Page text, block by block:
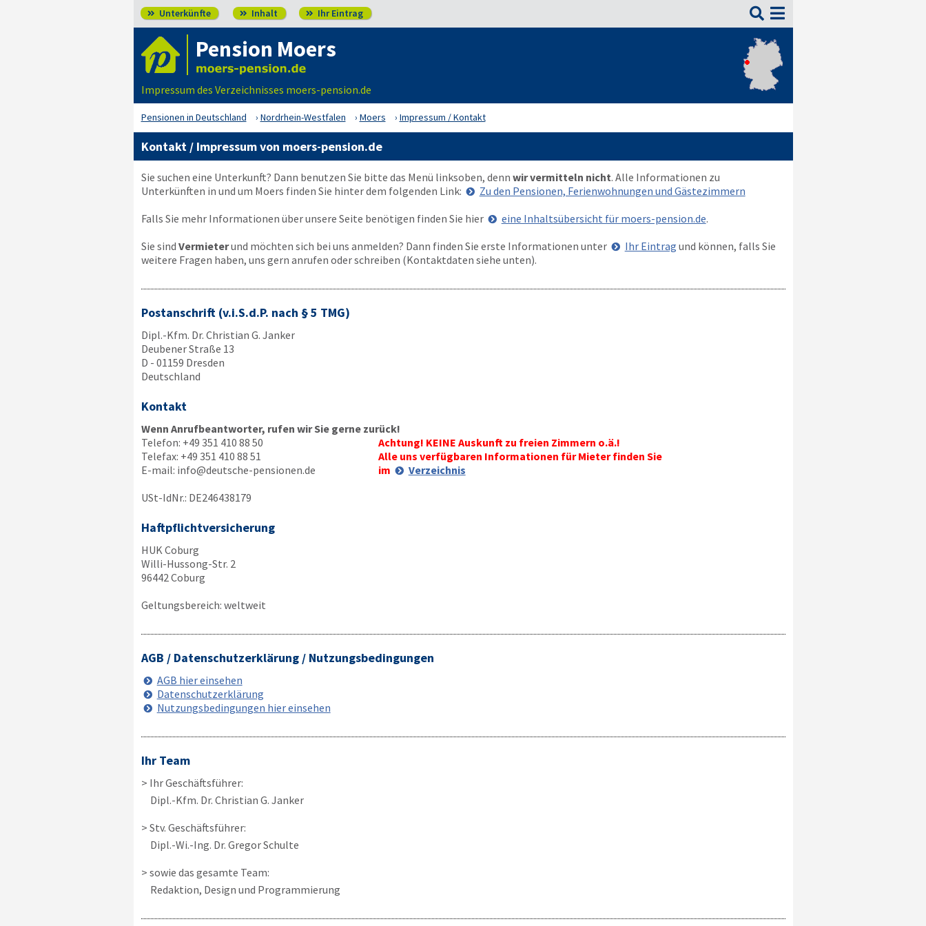
 Unterkünfte  Inhalt  Ihr Eintrag 
Pension Moers
Impressum des Verzeichnisses moers-pension.de
Pensionen in Deutschland Nordrhein-Westfalen Moers Impressum / Kontakt
Kontakt / Impressum von moers-pension.de
Sie suchen eine Unterkunft? Dann benutzen Sie bitte das Menü linksoben, denn wir vermitteln nicht. Alle Informationen zu
Unterkünften in und um Moers finden Sie hinter dem folgenden Link:
Zu den Pensionen, Ferienwohnungen und Gästezimmern
Falls Sie mehr Informationen über unsere Seite benötigen finden Sie hier
eine Inhaltsübersicht für moers-pension.de.
Sie sind Vermieterund möchten sich bei uns anmelden? Dann finden Sie erste Informationen unter Ihr Eintrag und können, falls Sie
weitere Fragen haben, uns gern anrufen oder schreiben (Kontaktdaten siehe unten).
Postanschrift (v.i.S.d.P. nach § 5 TMG)
Dipl.-Kfm. Dr. Christian G. Janker
Deubener Straße 13
D - 01159 Dresden
Deutschland
Kontakt
Wenn Anrufbeantworter, rufen wir Sie gerne zurück!
Telefon: +49 351 410 88 50
Telefax: +49 351 410 88 51
E-mail: info@deutsche-pensionen.de
USt-IdNr.: DE246438179
Achtung! KEINE Auskunft zu freien Zimmern o.ä.!
Alle uns verfügbaren Informationen für Mieter finden Sie
im
Verzeichnis
Haftpflichtversicherung
HUK Coburg
Willi-Hussong-Str. 2
96442 Coburg
Geltungsbereich: weltweit
AGB / Datenschutzerklärung / Nutzungsbedingungen
AGB hier einsehen
Datenschutzerklärung
Nutzungsbedingungen hier einsehen
Ihr Team
> Ihr Geschäftsführer:
Dipl.-Kfm. Dr. Christian G. Janker
> Stv. Geschäftsführer:
Dipl.-Wi.-Ing. Dr. Gregor Schulte
> sowie das gesamte Team:
Redaktion, Design und Programmierung